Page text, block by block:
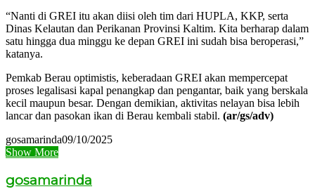
“Nanti di GREI itu akan diisi oleh tim dari HUPLA, KKP, serta
Dinas Kelautan dan Perikanan Provinsi Kaltim. Kita berharap dalam
satu hingga dua minggu ke depan GREI ini sudah bisa beroperasi,”
katanya.
Pemkab Berau optimistis, keberadaan GREI akan mempercepat
proses legalisasi kapal penangkap dan pengantar, baik yang berskala
kecil maupun besar. Dengan demikian, aktivitas nelayan bisa lebih
lancar dan pasokan ikan di Berau kembali stabil. (ar/gs/adv)
gosamarinda09/10/2025
Show More
gosamarinda